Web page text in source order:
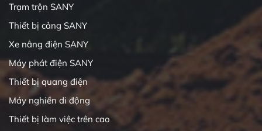
Trạm trộn SANY
Thiết bị cảng SANY
Xe nâng điện SANY
Máy phát điện SANY
Thiết bị quang điện
Máy nghiền di động
Thiết bị làm việc trên cao